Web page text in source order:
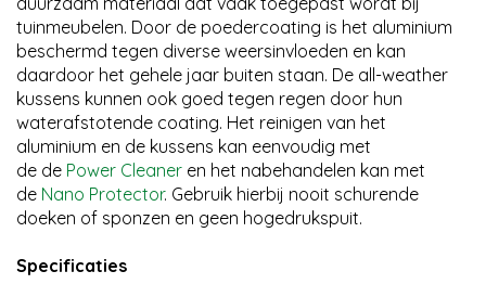
tuinmeubelen. Door de poedercoating is het aluminium
beschermd tegen diverse weersinvloeden en kan
daardoor het gehele jaar buiten staan. De all-weather
kussens kunnen ook goed tegen regen door hun
waterafstotende coating. Het reinigen van het
aluminium en de kussens kan eenvoudig met
de de Power Cleaner en het nabehandelen kan met
de Nano Protector. Gebruik hierbij nooit schurende
doeken of sponzen en geen hogedrukspuit.
Specificaties